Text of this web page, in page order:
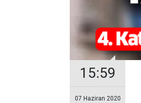
15:59
07 Haziran 2020